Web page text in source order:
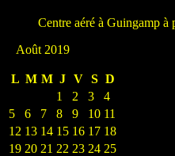
Centre aéré à Guingamp à
Août 2019
L M M J V S D
1
2 3
4
5
6 7 8 9 10 11
12 13 14 15 16 17 18
19 20 21 22 23 24 25